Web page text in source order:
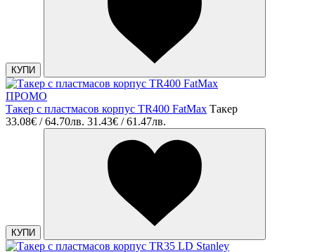
КУПИ
ПРОМО
Такер с пластмасов корпус TR400 FatMax Такер
33.08€ / 64.70лв. 31.43€ / 61.47лв.
КУПИ